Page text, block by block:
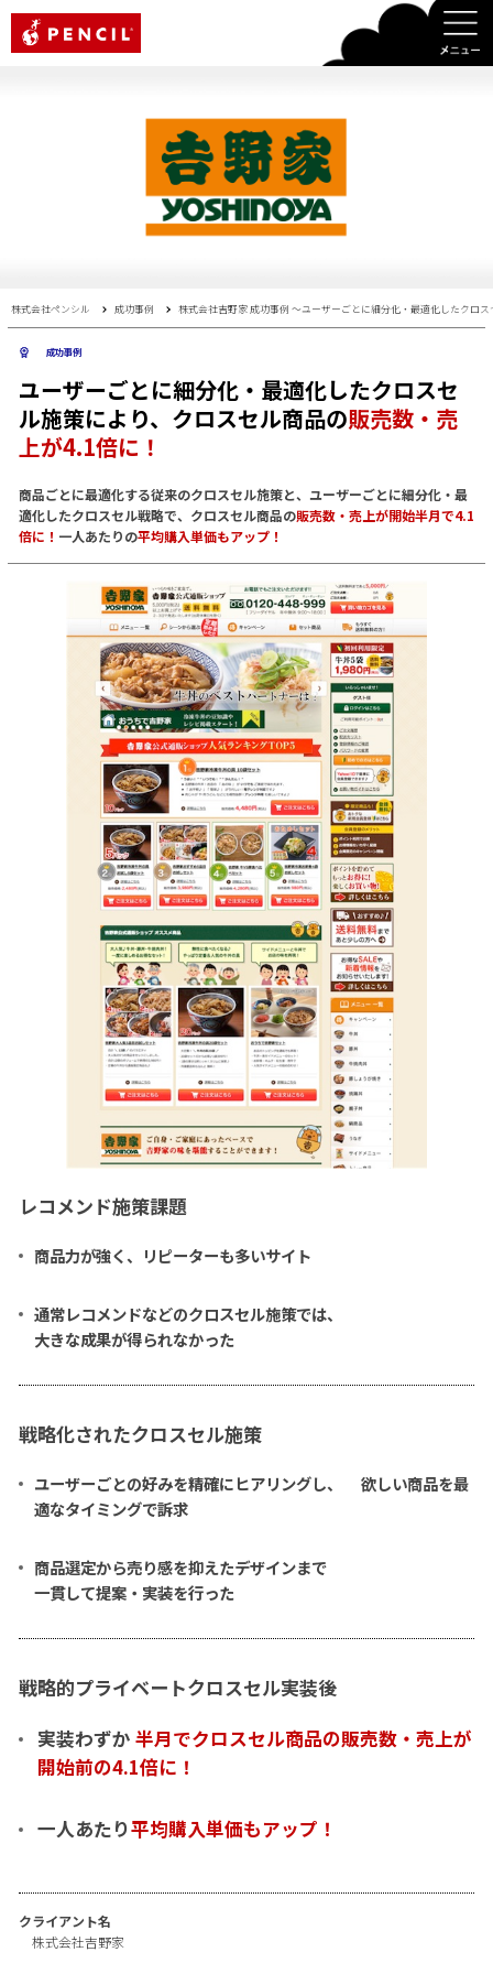
株式会社ペンシル 成功事例 株式会社吉野家 成功事例 〜ユーザーごとに細分化・最適化したクロ
成功事例
ユーザーごとに細分化・最適化したクロスセ
ル施策により、クロスセル商品の販売数・売
上が4.1倍に！
商品ごとに最適化する従来のクロスセル施策と、ユーザーごとに細分化・最
適化したクロスセル戦略で、クロスセル商品の販売数・売上が開始半月で4.1
倍に！ 一人あたりの平均購入単価もアップ！
レコメンド施策課題
商品力が強く、リピーターも多いサイト
通常レコメンドなどのクロスセル施策では、
大きな成果が得られなかった
戦略化されたクロスセル施策
ユーザーごとの好みを精確にヒアリングし、 欲しい商品を最
適なタイミングで訴求
商品選定から売り感を抑えたデザインまで
一貫して提案・実装を行った
戦略的プライベートクロスセル実装後
実装わずか 半月でクロスセル商品の販売数・売上が
開始前の4.1倍に！
一人あたり平均購入単価もアップ！
クライアント名
株式会社吉野家